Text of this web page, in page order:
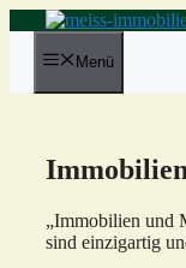
Inhalt
springen Menü
„Immobilien und
sind einzigartig